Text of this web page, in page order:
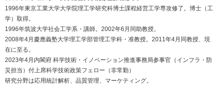
1996年東京工業大学大学院理工学研究科博士課程経営工学専攻修了。博士（工
学）取得。
1996年筑波大学社会工学系・講師。2002年6月同助教授。
2008年4月慶應義塾大学理工学部管理工学科・准教授。2011年4月同教授、現
在に至る。
2023年4月内閣府 科学技術・イノベーション推進事務局参事官（インフラ・防
災担当）付上席科学技術政策フェロー（非常勤）
研究分野は応用統計解析、品質管理、マーケティング。